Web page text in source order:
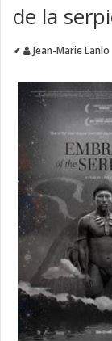
de la
✔ Jean-Marie Lanlo